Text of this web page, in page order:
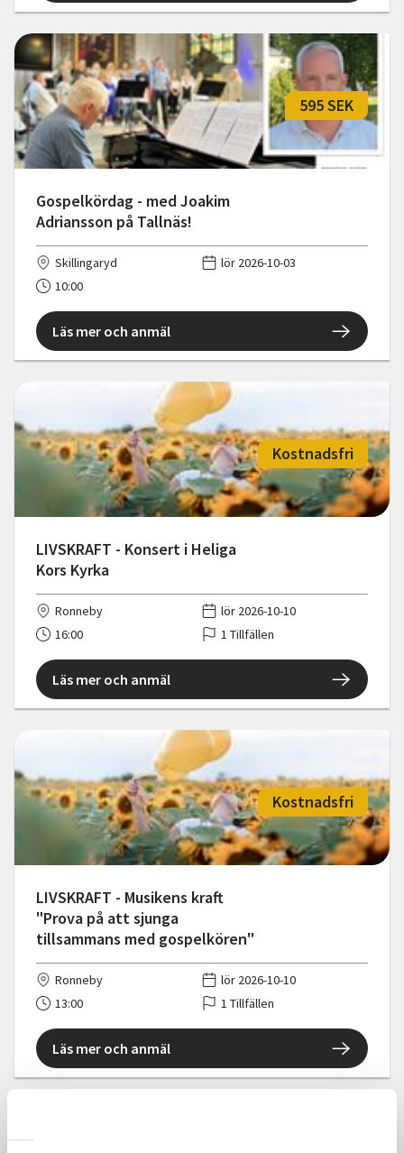
Gospelkördag - med Joakim
Adriansson på Tallnäs!
595 SEK
Skillingaryd
lör 2026-10-03
10:00
Läs mer och anmäl
LIVSKRAFT - Konsert i Heliga
Kors Kyrka
Kostnadsfri
Ronneby
lör 2026-10-10
16:00
1 Tillfällen
Läs mer och anmäl
LIVSKRAFT - Musikens kraft
"Prova på att sjunga
tillsammans med gospelkören"
Kostnadsfri
Ronneby
lör 2026-10-10
13:00
1 Tillfällen
Läs mer och anmäl